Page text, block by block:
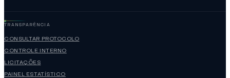
TRANSPARÊNCIA
CONSULTAR PROTOCOLO
CONTROLE INTERNO
LICITAÇÕES
PAINEL ESTATÍSTICO